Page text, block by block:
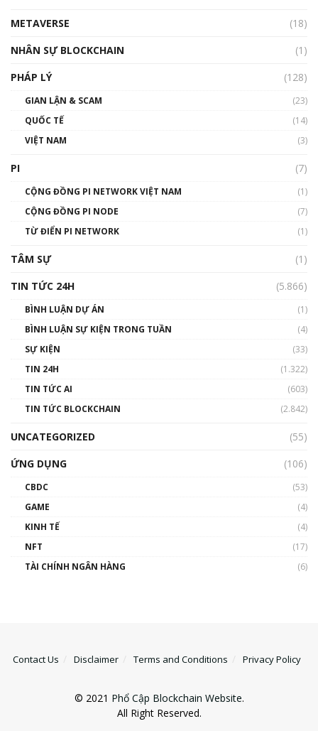
METAVERSE
(18)
NHÂN SỰ BLOCKCHAIN
(1)
PHÁP LÝ
(128)
GIAN LẬN & SCAM
(23)
QUỐC TẾ
(14)
VIỆT NAM
(3)
PI (7)
CỘNG ĐỒNG PI NETWORK VIỆT NAM
(1)
CỘNG ĐỒNG PI NODE
(7)
TỪ ĐIỂN PI NETWORK
(1)
TÂM SỰ
(1)
TIN TỨC 24H
(5.866)
BÌNH LUẬN DỰ ÁN
(1)
BÌNH LUẬN SỰ KIỆN TRONG TUẦN
(4)
SỰ KIỆN
(33)
TIN 24H
(1.322)
TIN TỨC AI
(603)
TIN TỨC BLOCKCHAIN
(2.842)
UNCATEGORIZED
(55)
ỨNG DỤNG
(106)
CBDC
(53)
GAME
(4)
KINH TẾ
(4)
NFT
(17)
TÀI CHÍNH NGÂN HÀNG
(6)
Contact Us Disclaimer Terms and Conditions Privacy Policy
© 2021 Phổ Cập Blockchain Website.
All Right Reserved.